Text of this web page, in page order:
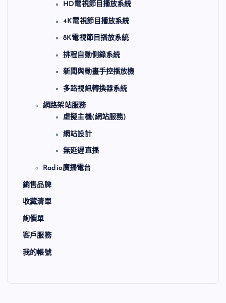
HD電視節目播放系統
4K電視節目播放系統
8K電視節目播放系統
排程自動側錄系統
新聞與動畫手控播放機
多路視訊轉換器系統
網路架站服務
虛擬主機(網站服務)
網站設計
無延遲直播
Radio廣播電台
銷售品牌
收藏清單
詢價單
客戶服務
我的帳號